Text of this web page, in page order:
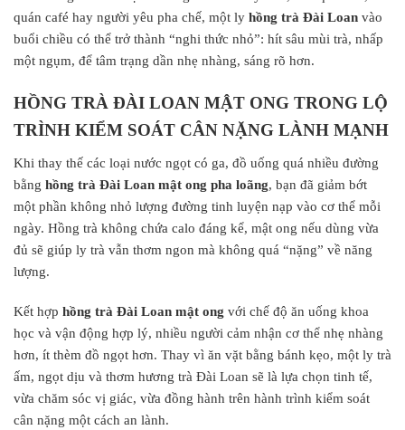
quán café hay người yêu pha chế, một ly hồng trà Đài Loan vào
buổi chiều có thể trở thành “nghi thức nhỏ”: hít sâu mùi trà, nhấp
một ngụm, để tâm trạng dần nhẹ nhàng, sáng rõ hơn.
HỒNG TRÀ ĐÀI LOAN MẬT ONG TRONG LỘ
TRÌNH KIỂM SOÁT CÂN NẶNG LÀNH MẠNH
Khi thay thế các loại nước ngọt có ga, đồ uống quá nhiều đường
bằng hồng trà Đài Loan mật ong pha loãng, bạn đã giảm bớt
một phần không nhỏ lượng đường tinh luyện nạp vào cơ thể mỗi
ngày. Hồng trà không chứa calo đáng kể, mật ong nếu dùng vừa
đủ sẽ giúp ly trà vẫn thơm ngon mà không quá “nặng” về năng
lượng.
Kết hợp hồng trà Đài Loan mật ong với chế độ ăn uống khoa
học và vận động hợp lý, nhiều người cảm nhận cơ thể nhẹ nhàng
hơn, ít thèm đồ ngọt hơn. Thay vì ăn vặt bằng bánh kẹo, một ly trà
ấm, ngọt dịu và thơm hương trà Đài Loan sẽ là lựa chọn tinh tế,
vừa chăm sóc vị giác, vừa đồng hành trên hành trình kiểm soát
cân nặng một cách an lành.